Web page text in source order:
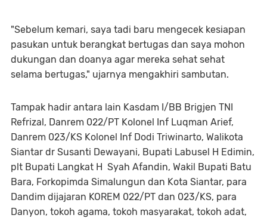
"Sebelum kemari, saya tadi baru mengecek kesiapan
pasukan untuk berangkat bertugas dan saya mohon
dukungan dan doanya agar mereka sehat sehat
selama bertugas," ujarnya mengakhiri sambutan.
Tampak hadir antara lain Kasdam I/BB Brigjen TNI
Refrizal, Danrem 022/PT Kolonel Inf Luqman Arief,
Danrem 023/KS Kolonel Inf Dodi Triwinarto, Walikota
Siantar dr Susanti Dewayani, Bupati Labusel H Edimin,
plt Bupati Langkat H Syah Afandin, Wakil Bupati Batu
Bara, Forkopimda Simalungun dan Kota Siantar, para
Dandim dijajaran KOREM 022/PT dan 023/KS, para
Danyon, tokoh agama, tokoh masyarakat, tokoh adat,